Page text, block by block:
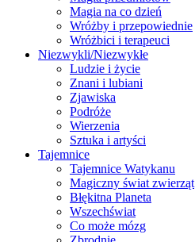
Magia na co dzień
Wróżby i przepowiednie
Wróżbici i terapeuci
Niezwykli/Niezwykłe
Ludzie i życie
Znani i lubiani
Zjawiska
Podróże
Wierzenia
Sztuka i artyści
Tajemnice
Tajemnice Watykanu
Magiczny świat zwierząt
Błękitna Planeta
Wszechświat
Co może mózg